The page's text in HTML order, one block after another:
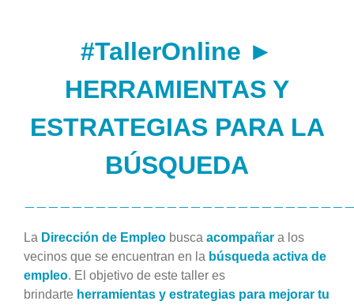
#TallerOnline ►
HERRAMIENTAS Y
ESTRATEGIAS PARA LA
BÚSQUEDA
La Dirección de Empleo busca acompañar a los
vecinos que se encuentran en la búsqueda activa de
empleo. El objetivo de este taller es
brindarte herramientas y estrategias para mejorar tu